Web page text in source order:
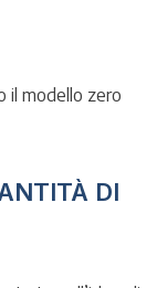
il modello zero
DI